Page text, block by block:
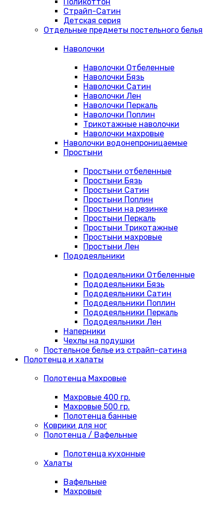
Страйп-Сатин
Детская серия
Отдельные предметы постельного белья
Наволочки
Наволочки Отбеленные
Наволочки Бязь
Наволочки Сатин
Наволочки Лен
Наволочки Перкаль
Наволочки Поплин
Трикотажные наволочки
Наволочки махровые
Наволочки водонепроницаемые
Простыни
Простыни отбеленные
Простыни Бязь
Простыни Сатин
Простыни Поплин
Простыни на резинке
Простыни Перкаль
Простыни Трикотажные
Простыни махровые
Простыни Лен
Пододеяльники
Пододеяльники Отбеленные
Пододеяльники Бязь
Пододеяльники Сатин
Пододеяльники Поплин
Пододеяльники Перкаль
Пододеяльники Лен
Наперники
Чехлы на подушки
Постельное белье из страйп-сатина
Полотенца и халаты
Полотенца Махровые
Махровые 400 гр.
Махровые 500 гр.
Полотенца банные
Коврики для ног
Полотенца / Вафельные
Полотенца кухонные
Халаты
Вафельные
Махровые